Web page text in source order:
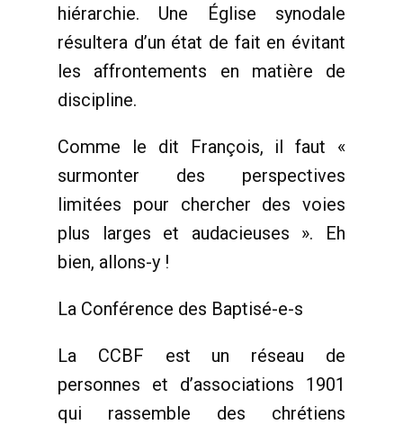
hiérarchie. Une Église synodale
résultera d’un état de fait en évitant
les affrontements en matière de
discipline.
Comme le dit François, il faut «
surmonter des perspectives
limitées pour chercher des voies
plus larges et audacieuses ». Eh
bien, allons-y !
La Conférence des Baptisé-e-s
La CCBF est un réseau de
personnes et d’associations 1901
qui rassemble des chrétiens